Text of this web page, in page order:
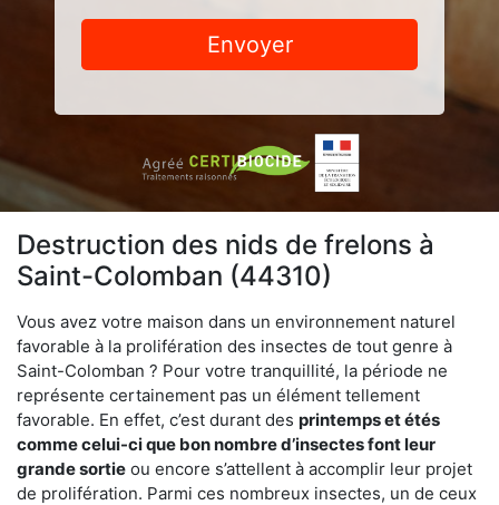
Envoyer
Destruction des nids de frelons à
Saint-Colomban (44310)
Vous avez votre maison dans un environnement naturel
favorable à la prolifération des insectes de tout genre à
Saint-Colomban ? Pour votre tranquillité, la période ne
représente certainement pas un élément tellement
favorable. En effet, c’est durant des printemps et étés
comme celui-ci que bon nombre d’insectes font leur
grande sortie ou encore s’attellent à accomplir leur projet
de prolifération. Parmi ces nombreux insectes, un de ceux